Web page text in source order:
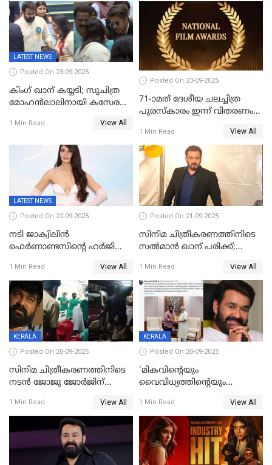
വരികളെ ചൊല്ലി
സാമൂഹികമാധ്യമങ്ങളില്‍
ചര്‍ച്ച
സ്പന്ദനമെന്ന് ലാൽ;
ഉർവശിക്കും വിജയരാഘവനും
ദേശീയ അവാർഡ്
LATEST NEWS
Posted On 23-09-2025
കിംഗ് ഖാന് കയ്യടി; സുചിത്ര
മോഹൻലാലിനായി കസേര
ഖാൻ
1 Min Read View All
Posted On 23-09-2025
71-ാമത് ദേശീയ ചലച്ചിത്ര
പുരസ്‌കാരം ഇന്ന് വിതരണം
1 Min Read View All
LATEST NEWS
Posted On 22-09-2025
നടി ജാക്വിലിന്‍
ഫെര്‍ണാണ്ടസിന്റെ ഹര്‍ജി
1 Min Read View All
Posted On 21-09-2025
സിനിമ ചിത്രീകരണത്തിനിടെ
സൽമാൻ ഖാന് പരിക്ക്;
മുംബൈയിലേക്ക് മടങ്ങി
1 Min Read View All
KERALA
Posted On 20-09-2025
സിനിമ ചിത്രീകരണത്തിനിടെ
നടൻ ജോജു ജോർജിന്
പറമ്പോലും ഈ സമയം
ജീപ്പിൽ
1 Min Read View All
KERALA
Posted On 20-09-2025
'മികവിന്റെയും
വൈവിധ്യത്തിന്റെയും
അഭിനന്ദിച്ച് പ്രധാനമന്ത്രി
1 Min Read View All